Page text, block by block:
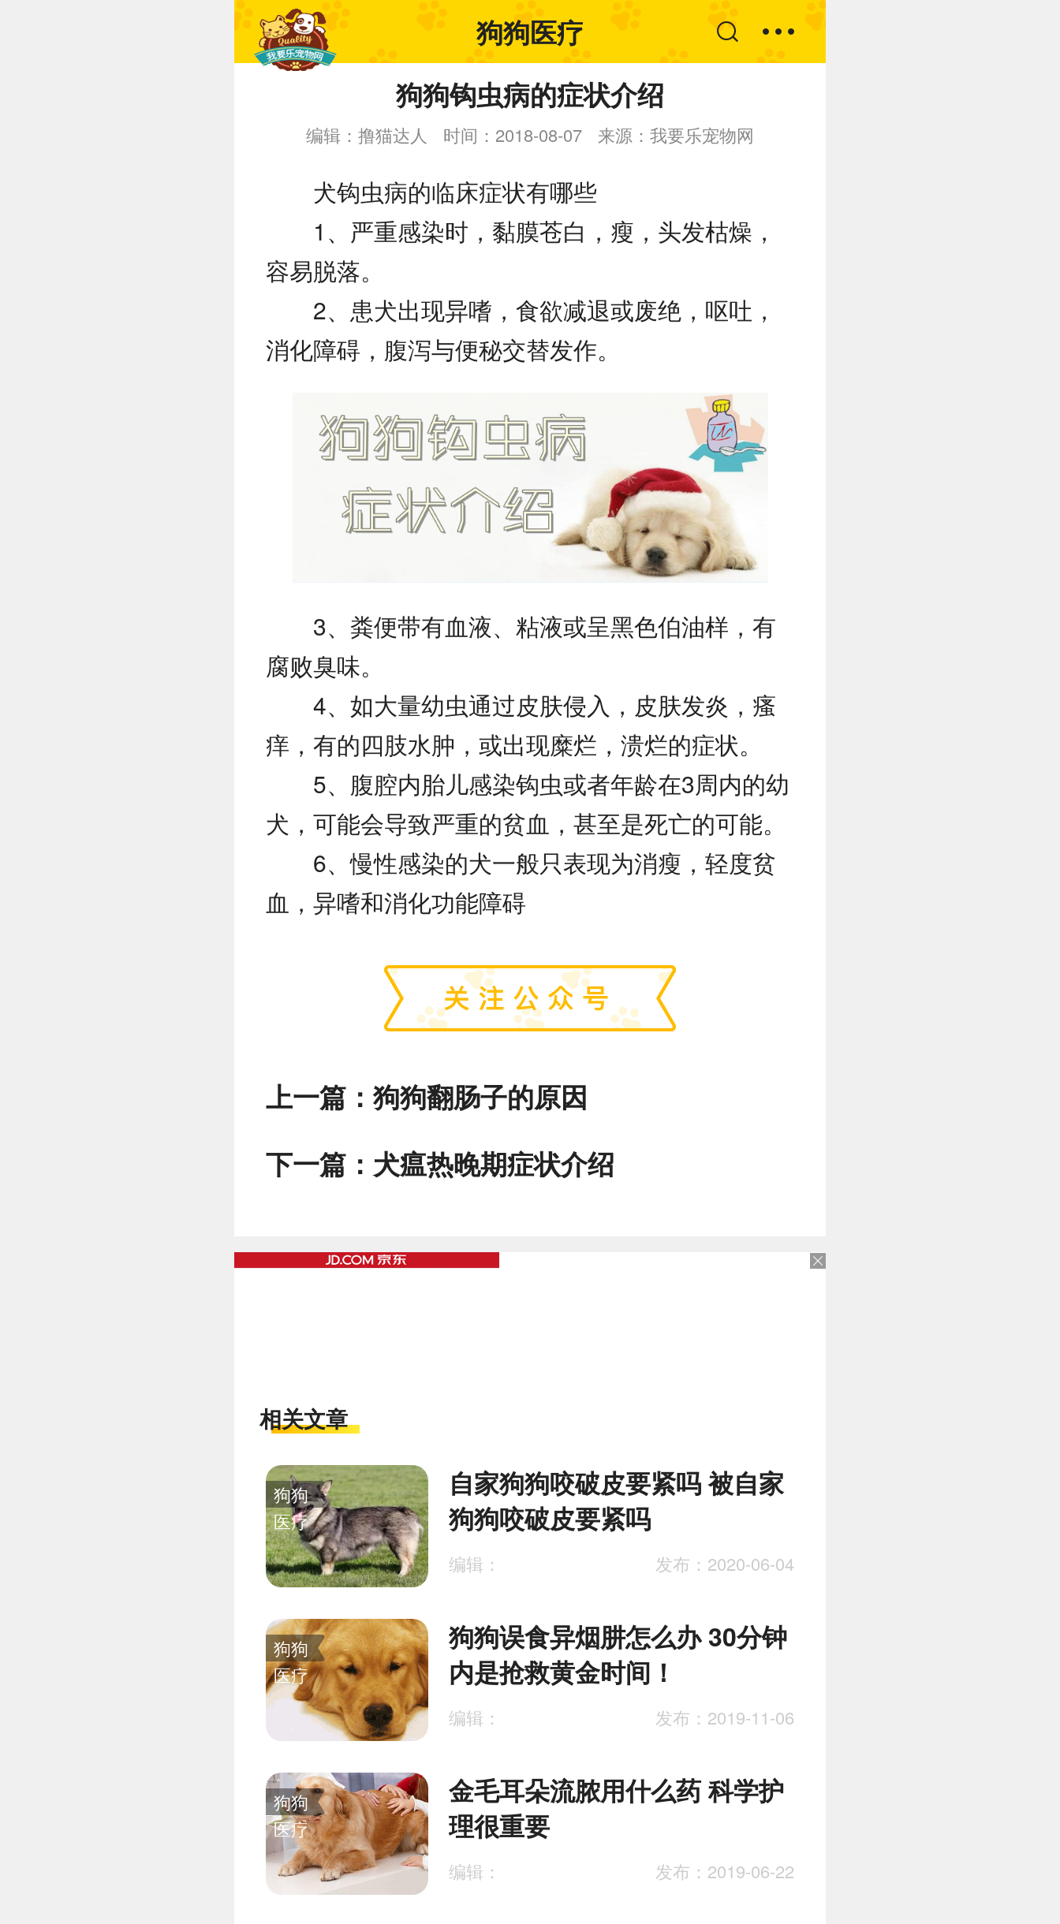
狗狗医疗
狗狗钩虫病的症状介绍
编辑：撸猫达人 时间：2018-08-07 来源：我要乐宠物网
犬钩虫病的临床症状有哪些
1、严重感染时，黏膜苍白，瘦，头发枯燥，
容易脱落。
2、患犬出现异嗜，食欲减退或废绝，呕吐，
消化障碍，腹泻与便秘交替发作。
3、粪便带有血液、粘液或呈黑色伯油样，有
腐败臭味。
4、如大量幼虫通过皮肤侵入，皮肤发炎，瘙
痒，有的四肢水肿，或出现糜烂，溃烂的症状。
5、腹腔内胎儿感染钩虫或者年龄在3周内的幼
犬，可能会导致严重的贫血，甚至是死亡的可能。
6、慢性感染的犬一般只表现为消瘦，轻度贫
血，异嗜和消化功能障碍
上一篇： 狗狗翻肠子的原因
下一篇： 犬瘟热晚期症状介绍
相关文章
狗狗
医疗
自家狗狗咬破皮要紧吗 被自家
狗狗咬破皮要紧吗
编辑： 发布：2020-06-04
狗狗
医疗
狗狗误食异烟肼怎么办 30分钟
内是抢救黄金时间！
编辑： 发布：2019-11-06
狗狗
医疗
金毛耳朵流脓用什么药 科学护
理很重要
编辑： 发布：2019-06-22